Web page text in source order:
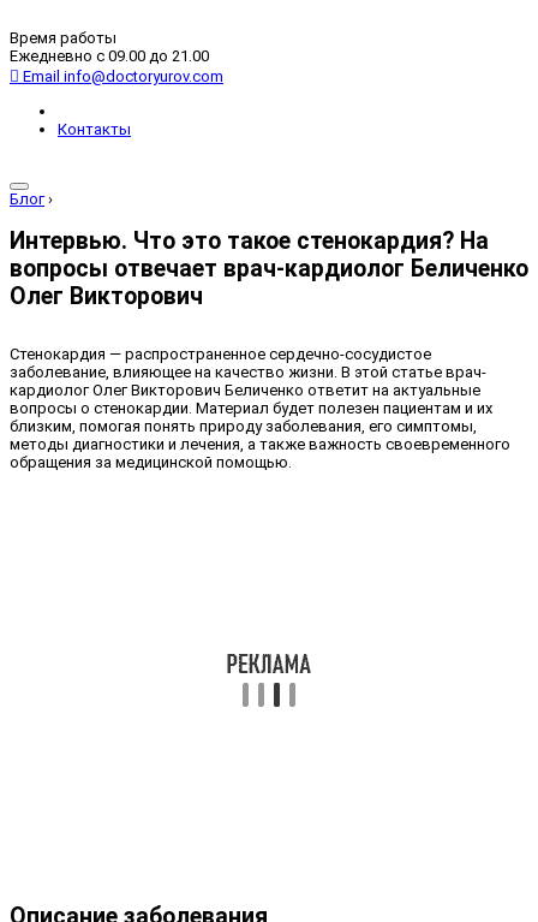
Время работы
Ежедневно с 09.00 до 21.00
Email info@doctoryurov.com
Контакты
Блог ›
Интервью. Что это такое стенокардия? На
вопросы отвечает врач-кардиолог Беличенко
Олег Викторович
Стенокардия — распространенное сердечно-сосудистое
заболевание, влияющее на качество жизни. В этой статье врач-
кардиолог Олег Викторович Беличенко ответит на актуальные
вопросы о стенокардии. Материал будет полезен пациентам и их
близким, помогая понять природу заболевания, его симптомы,
методы диагностики и лечения, а также важность своевременного
обращения за медицинской помощью.